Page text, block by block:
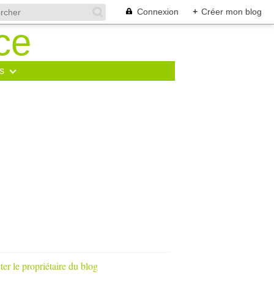
Connexion + Créer mon blog
le propriétaire du blog